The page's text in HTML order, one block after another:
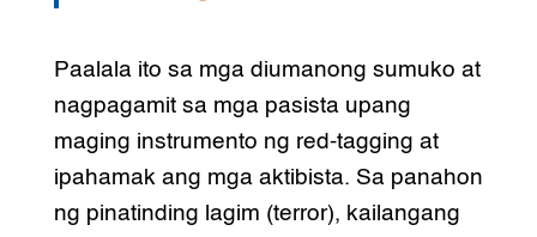
Paalala ito sa mga diumanong sumuko at
nagpagamit sa mga pasista upang
maging instrumento ng red-tagging at
ipahamak ang mga aktibista. Sa panahon
ng pinatinding lagim (terror), kailangang